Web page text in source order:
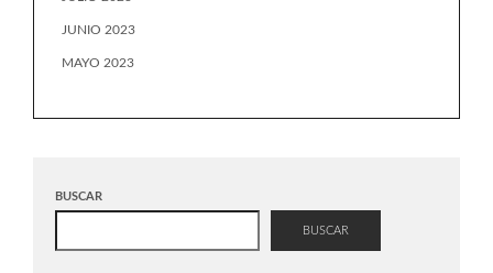
JUNIO 2023
MAYO 2023
BUSCAR
BUSCAR